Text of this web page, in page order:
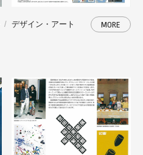
デザイン・アート MORE